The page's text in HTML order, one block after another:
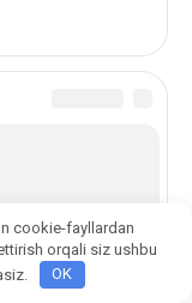
cookie-fayllardan
orqali siz ushbu
OK